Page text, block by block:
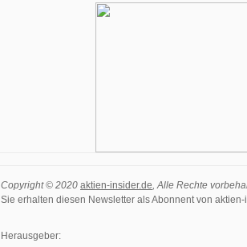
Copyright © 2020 aktien-insider.de, Alle Rechte
Sie erhalten diesen Newsletter als Abonnent von aktien-
Herausgeber: